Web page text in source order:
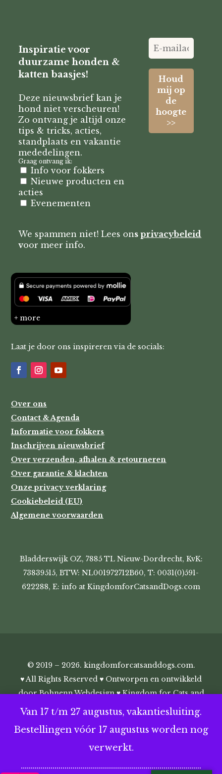
Van 17 t/m 27 augustus, vakantiesluiting.
Bestellingen vóór 17 augustus worden nog
verwerkt.
...........................................................................................
Inspiratie voor
duurzame honden &
katten baasjes!
Deze nieuwsbrief kan je
hond niet verscheuren!
Zo ontvang je altijd onze
tips & tricks, acties,
standplaats en vakantie
mededelingen.
Graag ontvang ik:
Info voor fokkers
Nieuwe producten en
acties
Evenementen
We spammen niet! Lees onsprivacybeleid
voor meer info.
+ more
Laat je door ons inspireren via de socials:
Over ons
Contact & Agenda
Informatie voor fokkers
Inschrijven nieuwsbrief
Over verzenden, afhalen & retourneren
Over garantie & klachten
Onze privacy verklaring
Cookiebeleid (EU)
Algemene voorwaarden
Bladderswijk OZ, 7885 TL Nieuw-Dordrecht, KvK:
73839515, BTW: NL001972712B60, T: 0031(0)591-
622288, E: info at KingdomforCatsandDogs.com
© 2019 – 2026. kingdomforcatsanddogs.com.
♥ All Rights Reserved ♥ Ontworpen en ontwikkeld
doorBohnenn Webdesign♥ Kingdom for Cats and
Dogs ♥